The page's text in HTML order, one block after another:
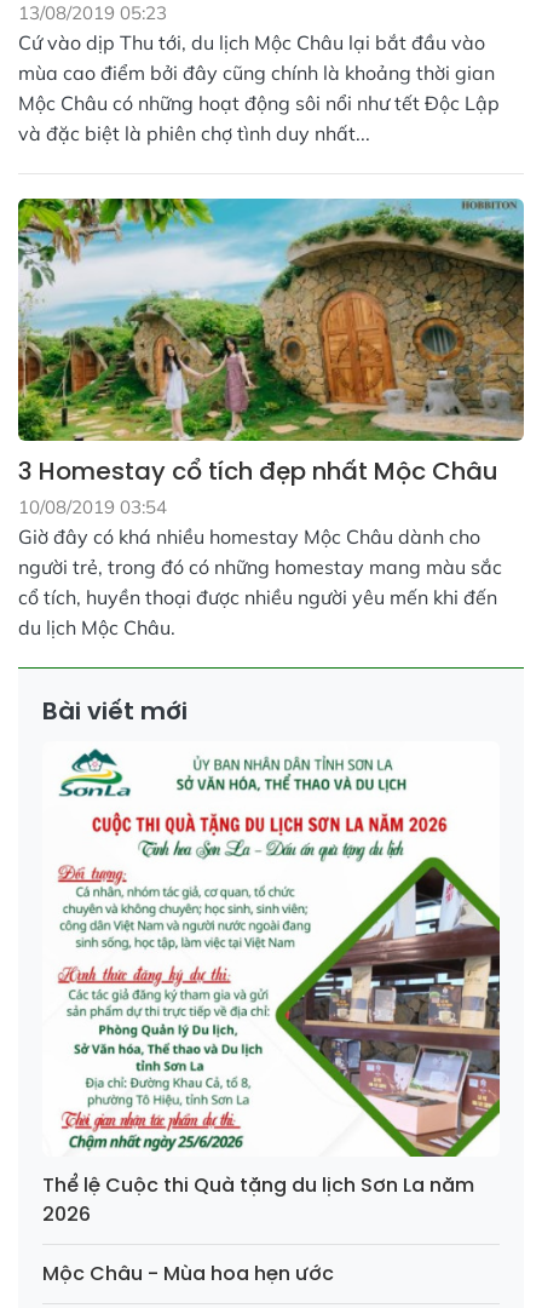
13/08/2019 05:23
Cứ vào dịp Thu tới, du lịch Mộc Châu lại bắt đầu vào
mùa cao điểm bởi đây cũng chính là khoảng thời gian
Mộc Châu có những hoạt động sôi nổi như tết Độc Lập
và đặc biệt là phiên chợ tình duy nhất...
3 Homestay cổ tích đẹp nhất Mộc Châu
10/08/2019 03:54
Giờ đây có khá nhiều homestay Mộc Châu dành cho
người trẻ, trong đó có những homestay mang màu sắc
cổ tích, huyền thoại được nhiều người yêu mến khi đến
du lịch Mộc Châu.
Bài viết mới
Thể lệ Cuộc thi Quà tặng du lịch Sơn La năm
2026
Mộc Châu - Mùa hoa hẹn ước